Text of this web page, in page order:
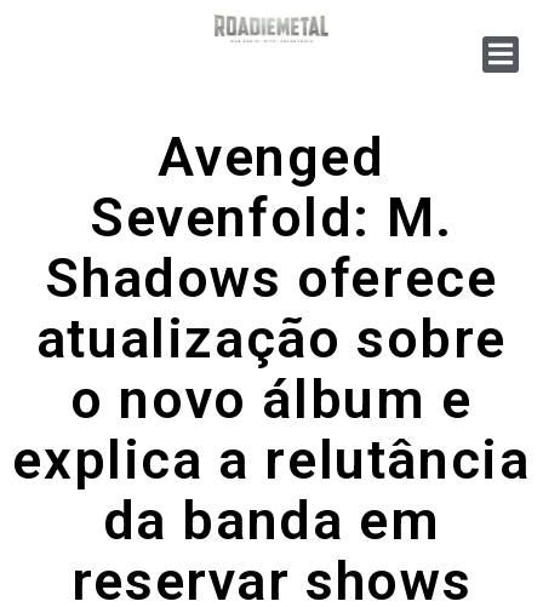
Avenged
Sevenfold: M.
Shadows oferece
atualização sobre
o novo álbum e
explica a relutância
da banda em
reservar shows